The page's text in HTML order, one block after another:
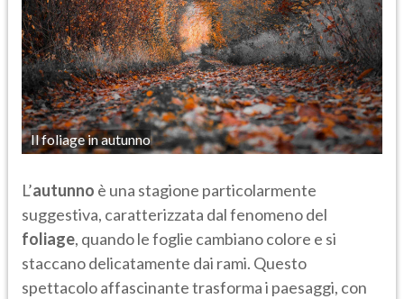
Il foliage in autunno
L’autunno è una stagione particolarmente
suggestiva, caratterizzata dal fenomeno del
foliage, quando le foglie cambiano colore e si
staccano delicatamente dai rami. Questo
spettacolo affascinante trasforma i paesaggi, con